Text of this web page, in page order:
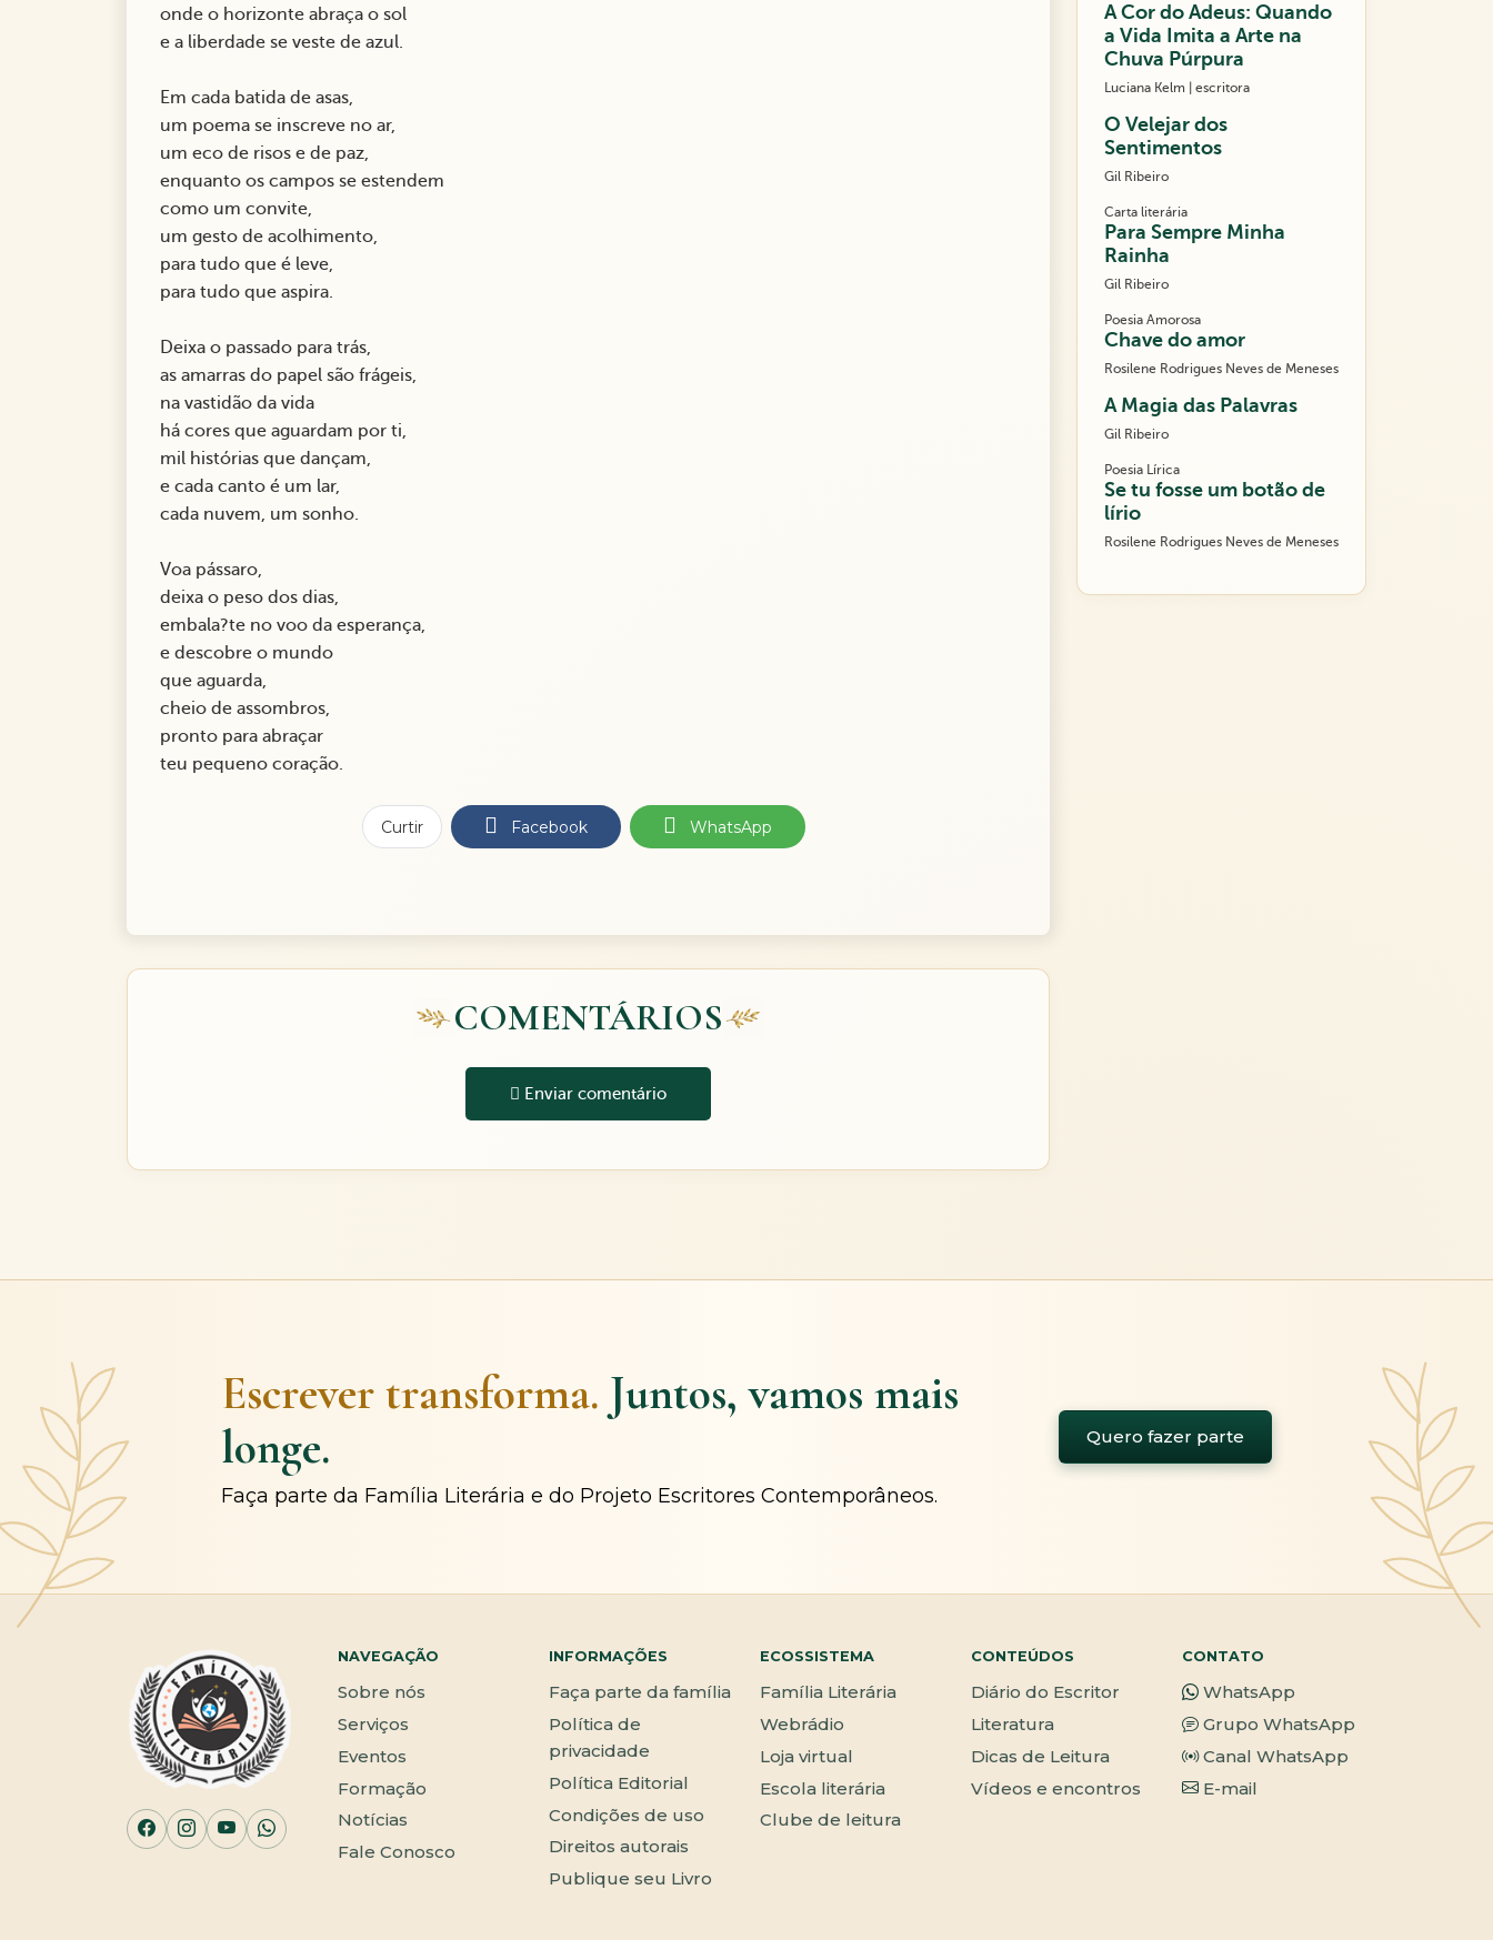
onde o horizonte abraça o sol
e a liberdade se veste de azul.
Em cada batida de asas,
um poema se inscreve no ar,
um eco de risos e de paz,
enquanto os campos se estendem
como um convite,
um gesto de acolhimento,
para tudo que é leve,
para tudo que aspira.
Deixa o passado para trás,
as amarras do papel são frágeis,
na vastidão da vida
há cores que aguardam por ti,
mil histórias que dançam,
e cada canto é um lar,
cada nuvem, um sonho.
Voa pássaro,
deixa o peso dos dias,
embala?te no voo da esperança,
e descobre o mundo
que aguarda,
cheio de assombros,
pronto para abraçar
teu pequeno coração.
Curtir Facebook WhatsApp
COMENTÁRIOS
Enviar comentário
A Cor do Adeus: Quando
a Vida Imita a Arte na
Chuva Púrpura
Luciana Kelm | escritora
O Velejar dos
Sentimentos
Gil Ribeiro
Carta literária
Para Sempre Minha
Rainha
Gil Ribeiro
Poesia Amorosa
Chave do amor
Rosilene Rodrigues Neves de Meneses
A Magia das Palavras
Gil Ribeiro
Poesia Lírica
Se tu fosse um botão de
lírio
Rosilene Rodrigues Neves de Meneses
Escrever transforma. Juntos, vamos mais
longe.
Faça parte da Família Literária e do Projeto Escritores Contemporâneos.
Quero fazer parte
NAVEGAÇÃO
Sobre nós
Serviços
Eventos
Formação
Notícias
Fale Conosco
INFORMAÇÕES
Faça parte da família
Política de
privacidade
Política Editorial
Condições de uso
Direitos autorais
Publique seu Livro
ECOSSISTEMA
Família Literária
Webrádio
Loja virtual
Escola literária
Clube de leitura
CONTEÚDOS
Diário do Escritor
Literatura
Dicas de Leitura
Vídeos e encontros
CONTATO
WhatsApp
Grupo WhatsApp
Canal WhatsApp
E-mail